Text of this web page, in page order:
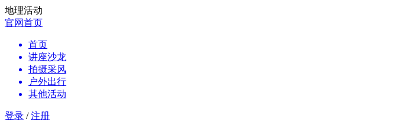
地理活动
官网首页
首页
讲座沙龙
拍摄采风
户外出行
其他活动
登录 /注册